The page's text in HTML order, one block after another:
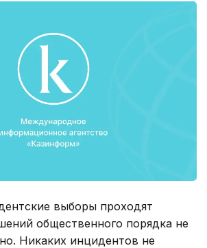
выборы проходят
общественного порядка не
Никаких инцидентов не